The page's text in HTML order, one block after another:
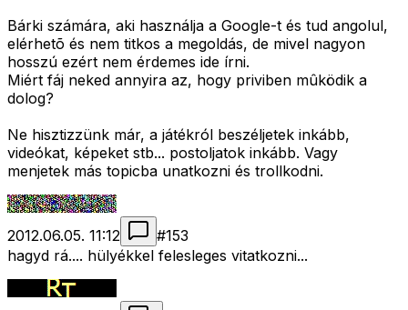
Bárki számára, aki használja a Google-t és tud angolul,
elérhetõ és nem titkos a megoldás, de mivel nagyon
hosszú ezért nem érdemes ide írni.
Miért fáj neked annyira az, hogy priviben mûködik a
dolog?
Ne hisztizzünk már, a játékról beszéljetek inkább,
videókat, képeket stb... postoljatok inkább. Vagy
menjetek más topicba unatkozni és trollkodni.
2012.06.05. 11:12 #153
hagyd rá.... hülyékkel felesleges vitatkozni...